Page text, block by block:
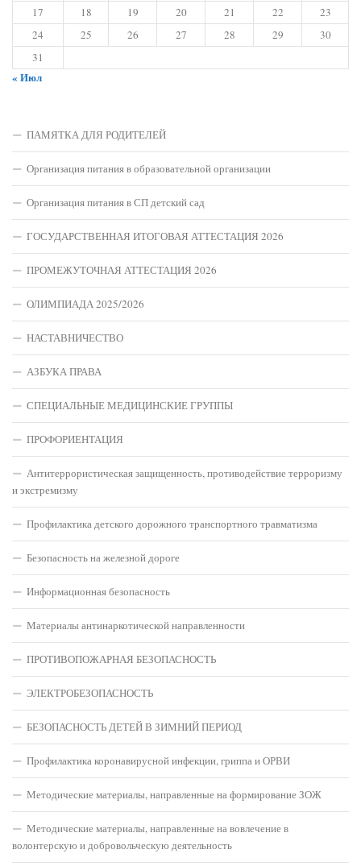
17
18 19 20 21 22
23
24
25 26 27 28 29
30
31
« Июл
ПАМЯТКА ДЛЯ РОДИТЕЛЕЙ
Организация питания в образовательной организации
Организация питания в СП детский сад
ГОСУДАРСТВЕННАЯ ИТОГОВАЯ АТТЕСТАЦИЯ 2026
ПРОМЕЖУТОЧНАЯ АТТЕСТАЦИЯ 2026
ОЛИМПИАДА 2025/2026
НАСТАВНИЧЕСТВО
АЗБУКА ПРАВА
СПЕЦИАЛЬНЫЕ МЕДИЦИНСКИЕ ГРУППЫ
ПРОФОРИЕНТАЦИЯ
Антитеррористическая защищенность, противодействие терроризму
и экстремизму
Профилактика детского дорожного транспортного травматизма
Безопасность на железной дороге
Информационная безопасность
Материалы антинаркотической направленности
ПРОТИВОПОЖАРНАЯ БЕЗОПАСНОСТЬ
ЭЛЕКТРОБЕЗОПАСНОСТЬ
БЕЗОПАСНОСТЬ ДЕТЕЙ В ЗИМНИЙ ПЕРИОД
Профилактика коронавирусной инфекции, гриппа и ОРВИ
Методические материалы, направленные на формирование ЗОЖ
Методические материалы, направленные на вовлечение в
волонтерскую и добровольческую деятельность